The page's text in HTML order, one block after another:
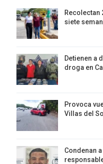
Recolectan
siete
Detienen a
droga en
Provoca
Villas del Sol
Condenan